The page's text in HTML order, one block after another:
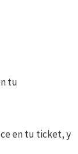
tu
en tu ticket, y